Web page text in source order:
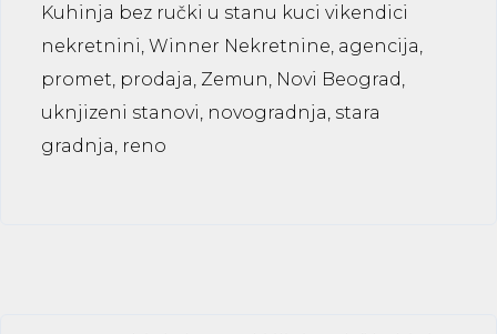
Kuhinja bez ručki u stanu kuci vikendici
nekretnini, Winner Nekretnine, agencija,
promet, prodaja, Zemun, Novi Beograd,
uknjizeni stanovi, novogradnja, stara
gradnja, reno